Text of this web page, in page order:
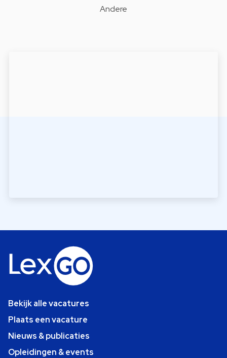
Andere
Bekijk alle vacatures
Plaats een vacature
Nieuws & publicaties
Opleidingen & events